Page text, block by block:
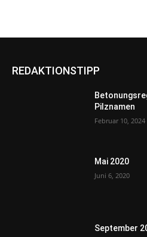
REDAKTIONSTIPP
Pilznamen
Februar 10, 2024
Mai 2020
Juni 6, 2020
September